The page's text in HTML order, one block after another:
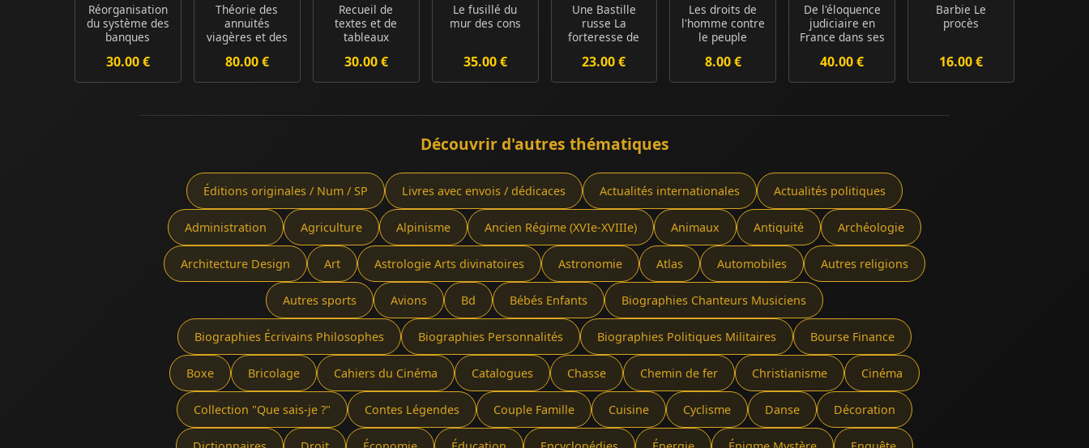
Réorganisation
du système des
banques
France ...
30.00 €
Théorie des
annuités
viagères et des
la ...
80.00 €
Recueil de
textes et de
tableaux
patente ...
30.00 €
Le fusillé du
mur des cons
35.00 €
Une Bastille
russe La
forteresse de
23.00 €
Les droits de
l'homme contre
le peuple
8.00 €
De l'éloquence
judiciaire en
France dans ses
40.00 €
Barbie Le
procès
16.00 €
Découvrir d'autres thématiques
Éditions originales / Num / SP Livres avec envois / dédicaces Actualités internationales Actualités politiques
Administration Agriculture Alpinisme Ancien Régime (XVIe-XVIIIe) Animaux Antiquité Archéologie
Architecture Design Art Astrologie Arts divinatoires Astronomie Atlas Automobiles Autres religions
Autres sports Avions Bd Bébés Enfants Biographies Chanteurs Musiciens
Biographies Écrivains Philosophes Biographies Personnalités Biographies Politiques Militaires Bourse Finance
Boxe Bricolage Cahiers du Cinéma Catalogues Chasse Chemin de fer Christianisme Cinéma
Collection "Que sais-je ?" Contes Légendes Couple Famille Cuisine Cyclisme Danse Décoration